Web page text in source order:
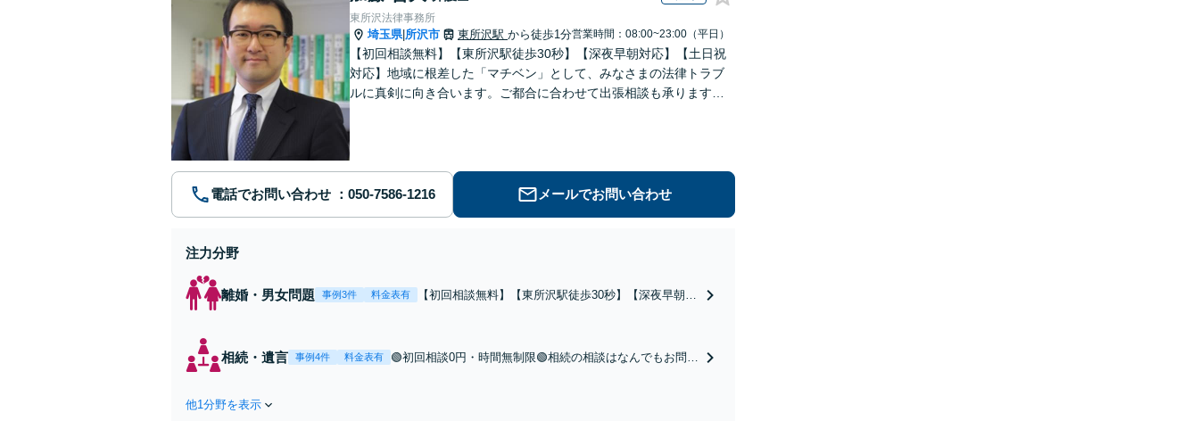
東所沢法律事務所
埼玉県| 所沢市 東所沢駅 から徒歩1分営業時間：08:00~23:00（平日）
【初回相談無料】【東所沢駅徒歩30秒】【深夜早朝対応】【土日祝
対応】地域に根差した「マチベン」として、みなさまの法律トラブ
ルに真剣に向き合います。ご都合に合わせて出張相談も承ります。
電話でお問い合わせ メールでお問い合わせ
注力分野
離婚・男女問題 事例3件 料金表有
【初回相談無料】【東所沢駅徒歩30秒】【深夜早朝対
尽くします。
相続・遺言 事例4件 料金表有
🟢初回相談0円・時間無制限🟢相続の相談はなんでもお問合
他1分野を表示